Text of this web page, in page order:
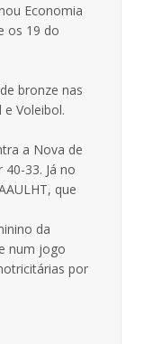
Economia
os 19 do
bronze nas
Voleibol.
a Nova de
33. Já no
que
da
num jogo
por